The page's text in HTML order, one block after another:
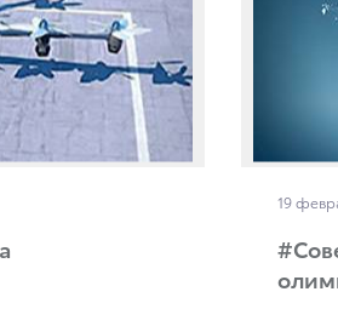
19